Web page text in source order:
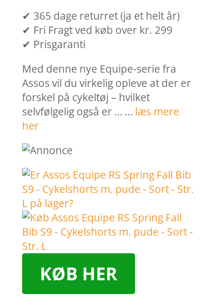
✔ 365 dage returret (ja et helt år)
✔ Fri Fragt ved køb over kr. 299
✔ Prisgaranti
Med denne nye Equipe-serie fra
Assos vil du virkelig opleve at der er
forskel på cykeltøj – hvilket
selvfølgelig også er … … læs mere
her
KØB HER